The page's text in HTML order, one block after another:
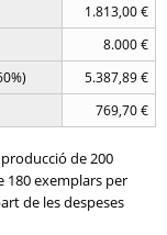
1.813,00 €
8.000 €
5.387,89 €
769,70 €
de 200
180 exemplars per
de les despeses